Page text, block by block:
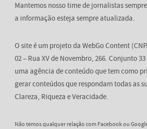
Mantemos nosso time de jornalistas
a informação esteja sempre atualizada.
O site é um projeto da WebGo Content
02 – Rua XV de Novembro, 266. Conjunto
uma agência de conteúdo que tem como
gerar conteúdos que respondam todas as
Clareza, Riqueza e Veracidade.
Não temos qualquer relação com Facebook ou